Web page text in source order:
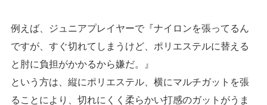
例えば、ジュニアプレイヤーで『ナイロンを張ってるん
ですが、すぐ切れてしまうけど、ポリエステルに替える
と肘に負担がかかるから嫌だ。』
という方は、縦にポリエステル、横にマルチガットを張
ることにより、切れにくく柔らかい打感のガットがうま